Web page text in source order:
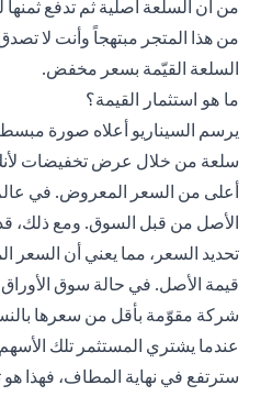
من أن السلعة أصلية ثم تدفع
من هذا المتجر مبتهجاً وأنت لا
السلعة القيّمة بسعر مخفض.
ما هو استثمار القيمة؟
يرسم السيناريو أعلاه صورة
سلعة من خلال عرض تخفيضات لأنك
أعلى من السعر المعروض. في عالم
الأصل من قبل السوق. ومع ذلك، قد
تحديد السعر، مما يعني أن السعر
قيمة الأصل. في حالة سوق الأوراق
شركة مقوّمة بأقل من سعرها
عندما يشتري المستثمر تلك
سترتفع في نهاية المطاف، فهذا هو